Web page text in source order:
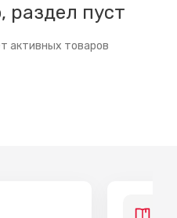
раздел пуст
активных товаров